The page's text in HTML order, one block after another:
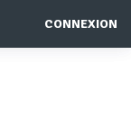
CONNEXION